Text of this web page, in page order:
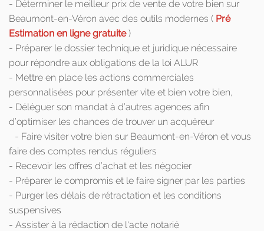
- Déterminer le meilleur prix de vente de votre bien sur
Beaumont-en-Véron avec des outils modernes ( Pré
Estimation en ligne gratuite)
- Préparer le dossier technique et juridique nécessaire
pour répondre aux obligations de la loi ALUR
- Mettre en place les actions commerciales
personnalisées pour présenter vite et bien votre bien,
- Déléguer son mandat à d’autres agences afin
d’optimiser les chances de trouver un acquéreur
- Faire visiter votre bien sur Beaumont-en-Véron et vous
faire des comptes rendus réguliers
- Recevoir les offres d’achat et les négocier
- Préparer le compromis et le faire signer par les parties
- Purger les délais de rétractation et les conditions
suspensives
- Assister à la rédaction de l'acte notarié